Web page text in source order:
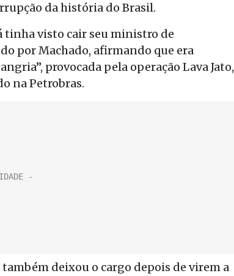
da história do Brasil.
tinha visto cair seu ministro de
por Machado, afirmando que era
provocada pela operação Lava Jato,
na Petrobras.
deixou o cargo depois de virem a